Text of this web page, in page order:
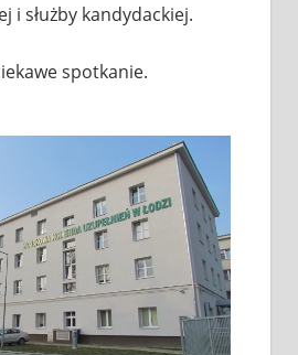
i służby kandydackiej.
spotkanie.